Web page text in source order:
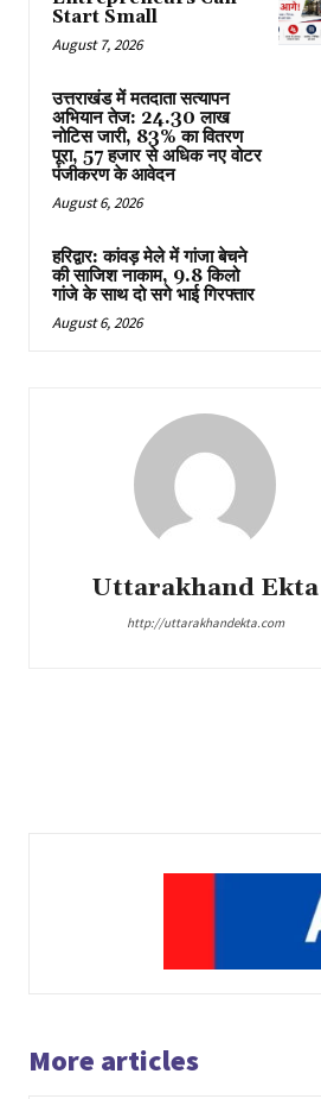
Start Small
August 7, 2026
उत्तराखंड में मतदाता सत्यापन
अभियान तेज: 24.30 लाख
नोटिस जारी, 83% का वितरण
पूरा, 57 हजार से अधिक नए वोटर
पंजीकरण के आवेदन
August 6, 2026
हरिद्वार: कांवड़ मेले में गांजा बेचने
की साजिश नाकाम, 9.8 किलो
गांजे के साथ दो सगे भाई गिरफ्तार
August 6, 2026
Uttarakhand Ekta
http://uttarakhandekta.com
More articles